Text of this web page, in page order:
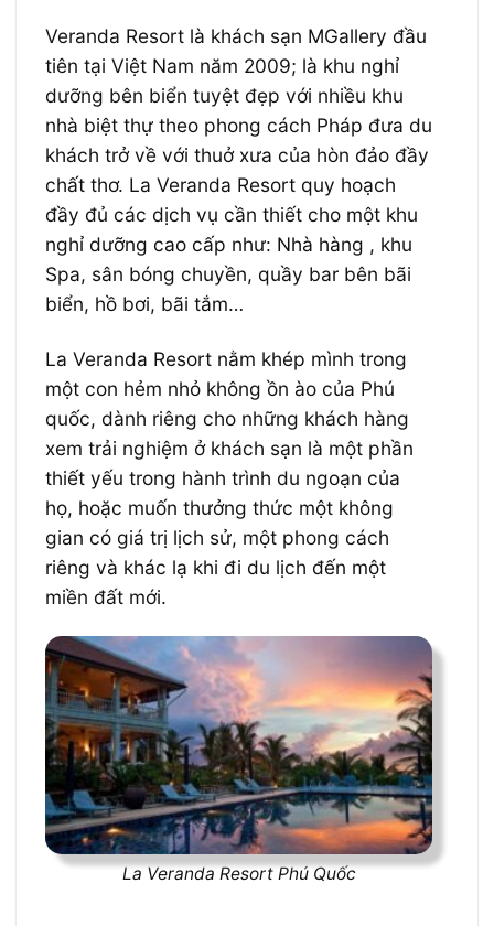
Veranda Resort là khách sạn MGallery đầu
tiên tại Việt Nam năm 2009; là khu nghỉ
dưỡng bên biển tuyệt đẹp với nhiều khu
nhà biệt thự theo phong cách Pháp đưa du
khách trở về với thuở xưa của hòn đảo đầy
chất thơ. La Veranda Resort quy hoạch
đầy đủ các dịch vụ cần thiết cho một khu
nghỉ dưỡng cao cấp như: Nhà hàng , khu
Spa, sân bóng chuyền, quầy bar bên bãi
biển, hồ bơi, bãi tắm…
La Veranda Resort nằm khép mình trong
một con hẻm nhỏ không ồn ào của Phú
quốc, dành riêng cho những khách hàng
xem trải nghiệm ở khách sạn là một phần
thiết yếu trong hành trình du ngoạn của
họ, hoặc muốn thưởng thức một không
gian có giá trị lịch sử, một phong cách
riêng và khác lạ khi đi du lịch đến một
miền đất mới.
La Veranda Resort Phú Quốc